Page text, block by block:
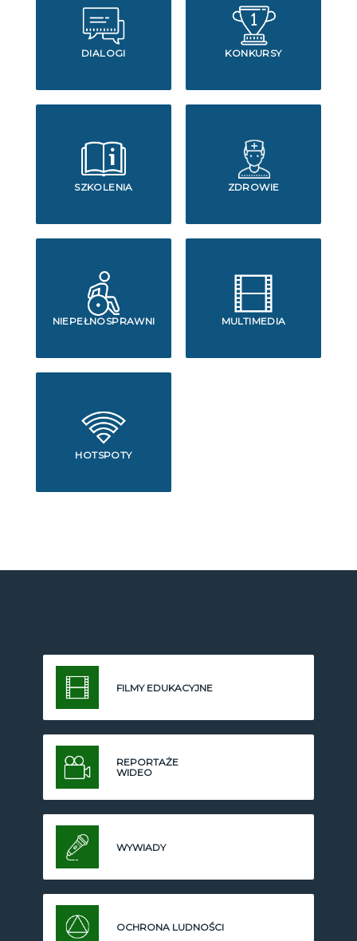
DIALOGI KONKURSY
SZKOLENIA ZDROWIE
NIEPEŁNOSPRAWNI MULTIMEDIA
HOTSPOTY
FILMY EDUKACYJNE
REPORTAŻE
WIDEO
WYWIADY
OCHRONA LUDNOŚCI